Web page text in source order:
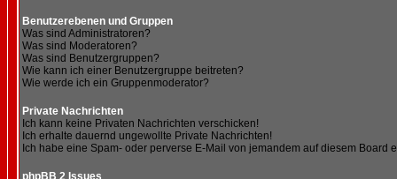
Benutzerebenen und Gruppen
Was sind Administratoren?
Was sind Moderatoren?
Was sind Benutzergruppen?
Wie kann ich einer Benutzergruppe beitreten?
Wie werde ich ein Gruppenmoderator?
Private Nachrichten
Ich kann keine Privaten Nachrichten verschicken!
Ich erhalte dauernd ungewollte Private Nachrichten!
Ich habe eine Spam- oder perverse E-Mail von jemandem auf diesem Board
phpBB 2 Issues